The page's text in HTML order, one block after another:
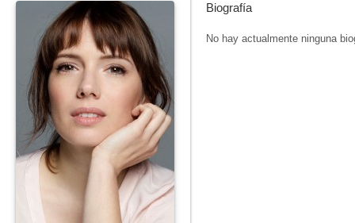
Biografía
No hay actualmente ninguna